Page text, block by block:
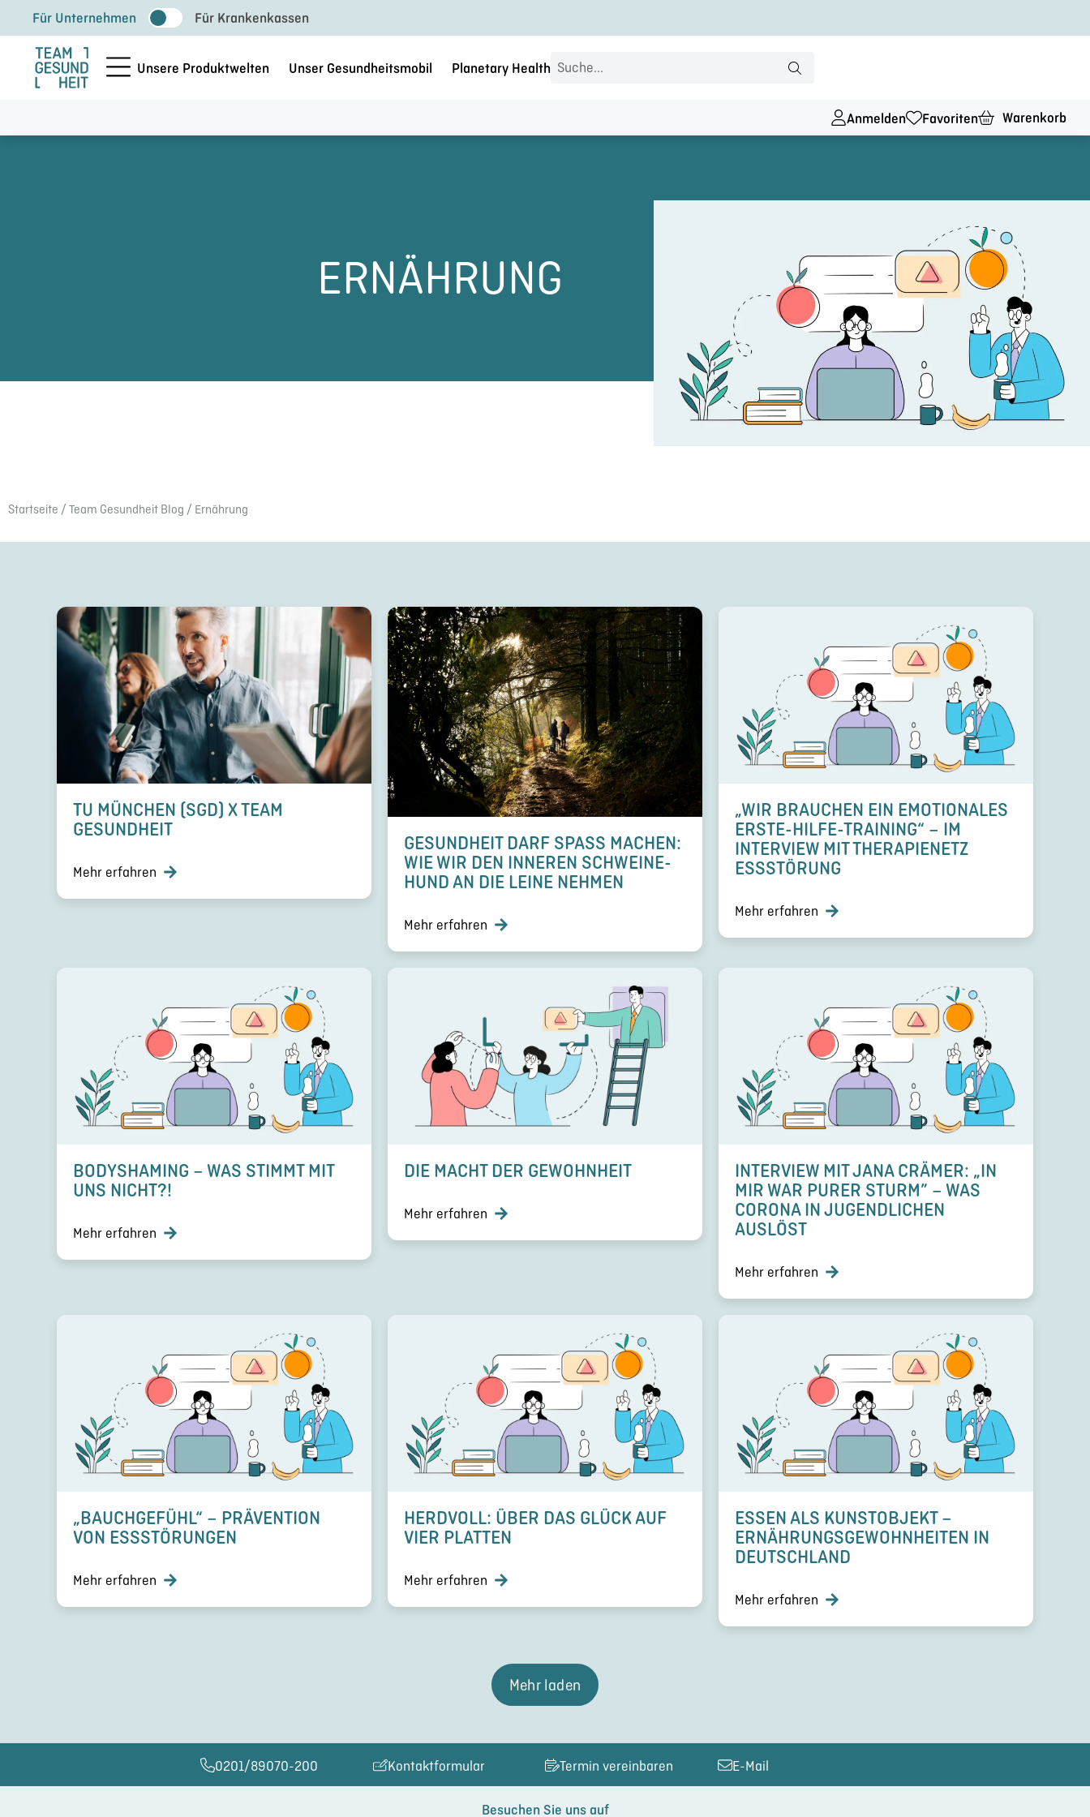
Inhalt
springen
Für Unternehmen Für Krankenkassen
Unsere Produktwelten Unser Gesundheitsmobil Planetary Health Search
Anmelden Favoriten Warenkorb
ERNÄHRUNG
Start­seite / Team Gesund­heit Blog / Ernährung
TU MÜNCHEN (SGD) X TEAM
GESUND­HEIT
Mehr erfahren
GESUND­HEIT DARF SPASS MACHEN: W
IE WIR DEN INNEREN SCHWEI­NE­H
UND AN DIE LEINE NEHMEN
Mehr erfahren
„WIR BRAUCHEN EIN EMOTIO­NA­LES
ERSTE-HILFE-TRAINING“ – IM
INTERVIEW MIT THERA­PIE­NETZ
ESSSTÖ­RUNG
Mehr erfahren
BODYS­HA­MING – WAS STIMMT MIT
UNS NICHT?!
Mehr erfahren
DIE MACHT DER GEWOHN­HEIT
Mehr erfahren
INTERVIEW MIT JANA CRÄMER: „IN
MIR WAR PURER STURM” – WAS
CORONA IN JUGEND­LI­CHEN
AUSLÖST
Mehr erfahren
„BAUCH­GE­FÜHL“ – PRÄVEN­TION
VON ESSSTÖ­RUN­GEN
Mehr erfahren
HERDVOLL: ÜBER DAS GLÜCK AUF
VIER PLATTEN
Mehr erfahren
ESSEN ALS KUNST­OB­JEKT –
ERNÄH­RUNGS­GE­WOHN­HEI­TEN IN
DEUTSCH­LAND
Mehr erfahren
Mehr laden
0201/89070-200​ Kontaktformular Termin vereinbaren E-Mail
Besuchen Sie uns auf